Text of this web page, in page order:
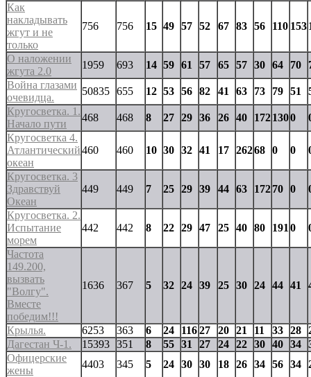
Как
накладывать
жгут и не
только
756 756 15 49 57 52 67 83 56 110 153
О наложении
жгута 2.0
1959 693 14 59 61 57 65 57 30 64 70
Война глазами
очевидца.
50835 655 12 53 56 82 41 63 73 79 51
Кругосветка. 1.
Начало пути
468 468 8 27 29 36 26 40 1721300
Кругосветка 4.
Атлантический
океан
460 460 10 30 32 41 17 26268 0 0
Кругосветка. 3
Здравствуй
Океан
449 449 7 25 29 39 44 63 17270 0
Кругосветка. 2.
Испытание
морем
442 442 8 22 29 47 25 40 80 191 0
Частота
149.200,
вызвать
"Волгу".
Вместе
победим!!!
1636 367 5 32 24 39 25 30 24 44 41
Крылья. 6253 363 6 24 11627 20 21 11 33 28
Дагестан Ч-1.
15393 351 8 55 31 27 24 22 30 40 34
Офицерские
жены
4403 345 5 24 30 30 18 26 34 56 34